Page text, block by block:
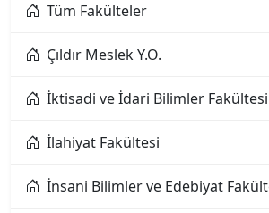
Aksaray Üniversitesi
Alanya Alaaddin Keykubat
Alanya Üniversitesi
Altınbaş Üniversitesi
Amasya Üniversitesi
Tüm Fakülteler
Çıldır Meslek Y.O.
İktisadi ve İdari Bilimler Fakültesi
İlahiyat Fakültesi
İnsani Bilimler ve Edebiyat